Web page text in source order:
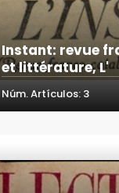
Instant: revue
et littérature, L'
Núm. Artículos: 3